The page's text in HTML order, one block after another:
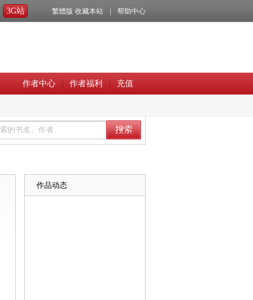
3G站 繁體版 收藏本站 帮助中心
作者中心 作者福利 充值
作品动态